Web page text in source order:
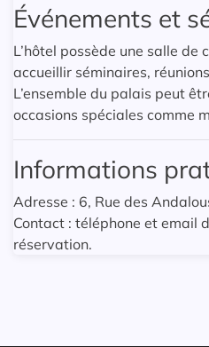
Événements et
L’hôtel possède une salle de
accueillir séminaires,
L’ensemble du palais peut
occasions spéciales comme
Informations
Adresse : 6, Rue des
Contact : téléphone et email
réservation.